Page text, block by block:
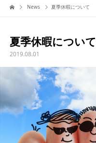
News 夏季休暇について
夏季休暇について
2019.08.01